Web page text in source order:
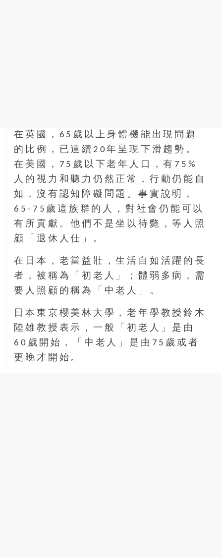
在英國，65歲以上身體機能出現問題
的比例，已連續20年呈現下滑趨勢。
在美國，75歲以下老年人口，有75%
人的視力和聽力仍然正常，行動仍能自
如，沒有認知障礙問題。事實說明，
65-75歲這族群的人，對社會仍能可以
有所貢獻。他們不是坐以待斃，等人照
顧「退休人仕」。
在日本，老當益壯，生活自如活躍的長
者，被稱為「初老人」；體弱多病，需
要人照顧的稱為「中老人」。
日本東京櫻美林大學，老年學教授鈴木
陸雄教授表示，一般「初老人」是由
60歲開始，「中老人」是由75歲或者
更晚才開始。